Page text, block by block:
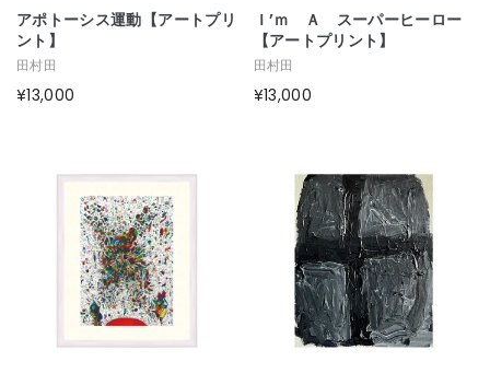
アポトーシス運動【アートプリ
ント】
田村田
¥13,000
Ｉ’ｍ Ａ スーパーヒーロー
【アートプリント】
田村田
¥13,000